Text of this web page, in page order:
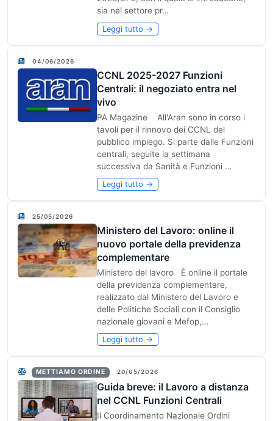
sia nel settore pr…
Leggi tutto →
04/06/2026
CCNL 2025-2027 Funzioni
Centrali: il negoziato entra nel
vivo
PA Magazine All'Aran sono in corso i
tavoli per il rinnovo dei CCNL del
pubblico impiego. Si parte dalle Funzioni
centrali, seguite la settimana
successiva da Sanità e Funzioni …
Leggi tutto →
25/05/2026
Ministero del Lavoro: online il
nuovo portale della previdenza
complementare
Ministero del lavoro È online il portale
della previdenza complementare,
realizzato dal Ministero del Lavoro e
delle Politiche Sociali con il Consiglio
nazionale giovani e Mefop,…
Leggi tutto →
METTIAMO ORDINE 20/05/2026
Guida breve: il Lavoro a distanza
nel CCNL Funzioni Centrali
Il Coordinamento Nazionale Ordini